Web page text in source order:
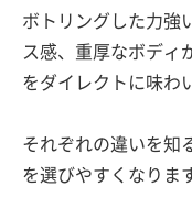
ボトリングした力強
ス感、重厚なボディ
をダイレクトに味わ
それぞれの違いを知
を選びやすくなりま